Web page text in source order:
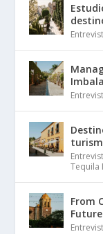
Tequila
From